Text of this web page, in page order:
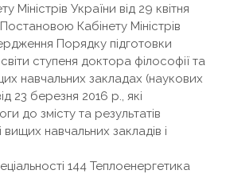
Міністрів України від 29 квітня
Кабінету Міністрів
Порядку підготовки
ступеня доктора філософії та
навчальних закладах (наукових
23 березня 2016 р., які
до змісту та результатів
вищих навчальних закладів i
144 Теплоенергетика